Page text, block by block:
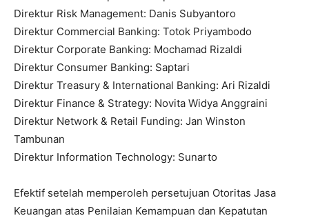
Direktur Risk Management: Danis Subyantoro
Direktur Commercial Banking: Totok Priyambodo
Direktur Corporate Banking: Mochamad Rizaldi
Direktur Consumer Banking: Saptari
Direktur Treasury & International Banking: Ari Rizaldi
Direktur Finance & Strategy: Novita Widya Anggraini
Direktur Network & Retail Funding: Jan Winston
Tambunan
Direktur Information Technology: Sunarto
Efektif setelah memperoleh persetujuan Otoritas Jasa
Keuangan atas Penilaian Kemampuan dan Kepatutan